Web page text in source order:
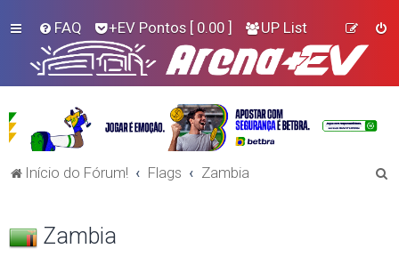
FAQ +EV Pontos [ 0.00 ] UP List
Início do Fórum! Flags Zambia
Zambia